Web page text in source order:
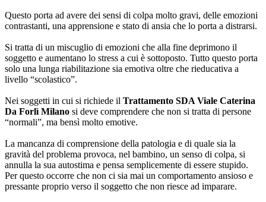
Questo porta ad avere dei sensi di colpa molto gravi, delle emozioni
contrastanti, una apprensione e stato di ansia che lo porta a distrarsi.
Si tratta di un miscuglio di emozioni che alla fine deprimono il
soggetto e aumentano lo stress a cui è sottoposto. Tutto questo porta
solo una lunga riabilitazione sia emotiva oltre che rieducativa a
livello “scolastico”.
Nei soggetti in cui si richiede il Trattamento SDA Viale Caterina
Da Forlì Milano si deve comprendere che non si tratta di persone
“normali”, ma bensì molto emotive.
La mancanza di comprensione della patologia e di quale sia la
gravità del problema provoca, nel bambino, un senso di colpa, si
annulla la sua autostima e pensa semplicemente di essere stupido.
Per questo occorre che non ci sia mai un comportamento ansioso e
pressante proprio verso il soggetto che non riesce ad imparare.